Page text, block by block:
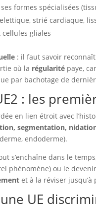
formes spécialisées
strié cardiaque,
gliales
: il faut savoir
où la régularité paye,
par bachotage de
: les
en lien étroit avec
segmentation,
endoderme).
s’enchaîne dans le
phénomène) ou le
et à la réviser
UE